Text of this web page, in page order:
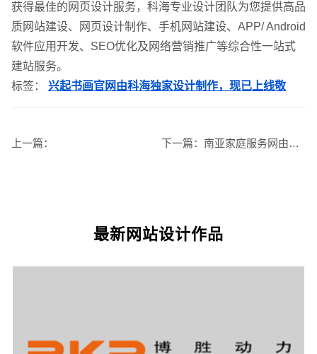
获得最佳的网页设计服务，科海专业设计团队为您提供高品
质网站建设、网页设计制作、手机网站建设、APP/ Android
软件应用开发、SEO优化及网络营销推广等综合性一站式
建站服务。
标签：
兴起书画官网由科海独家设计制作，现已上线敬
上一篇： 下一篇： 南亚家庭服务网由临沂网站建设公司科海中标并
最新网站设计作品